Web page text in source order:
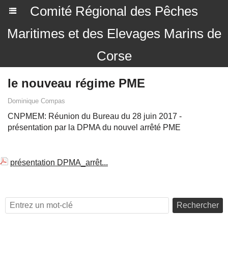
Comité Régional des Pêches
Maritimes et des Elevages Marins de
Corse
le nouveau régime PME
Dominique Compas
CNPMEM: Réunion du Bureau du 28 juin 2017 -
présentation par la DPMA du nouvel arrêté PME
présentation DPMA_arrêt...
Rechercher